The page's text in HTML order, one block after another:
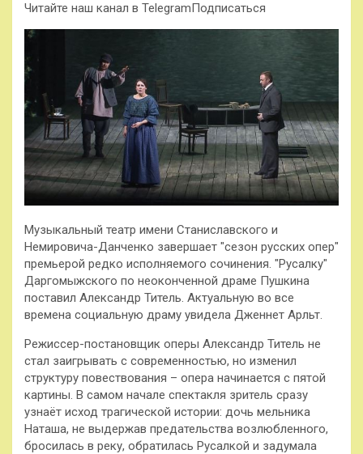
Читайте наш канал в TelegramПодписаться
Музыкальный театр имени Станиславского и
Немировича-Данченко завершает "сезон русских опер"
премьерой редко исполняемого сочинения. "Русалку"
Даргомыжского по неоконченной драме Пушкина
поставил Александр Титель. Актуальную во все
времена социальную драму увидела Дженнет Арльт.
Режиссер-постановщик оперы Александр Титель не
стал заигрывать с современностью, но изменил
структуру повествования – опера начинается с пятой
картины. В самом начале спектакля зритель сразу
узнаёт исход трагической истории: дочь мельника
Наташа, не выдержав предательства возлюбленного,
бросилась в реку, обратилась Русалкой и задумала